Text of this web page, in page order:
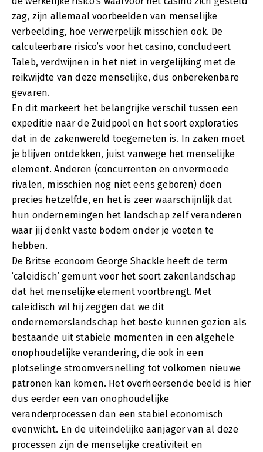
zag, zijn allemaal voorbeelden van menselijke
verbeelding, hoe verwerpelijk misschien ook. De
calculeerbare risico’s voor het casino, concludeert
Taleb, verdwijnen in het niet in vergelijking met de
reikwijdte van deze menselijke, dus onberekenbare
gevaren.
En dit markeert het belangrijke verschil tussen een
expeditie naar de Zuidpool en het soort exploraties
dat in de zakenwereld toegemeten is. In zaken moet
je blijven ontdekken, juist vanwege het menselijke
element. Anderen (concurrenten en onvermoede
rivalen, misschien nog niet eens geboren) doen
precies hetzelfde, en het is zeer waarschijnlijk dat
hun ondernemingen het landschap zelf veranderen
waar jij denkt vaste bodem onder je voeten te
hebben.
De Britse econoom George Shackle heeft de term
‘caleidisch’ gemunt voor het soort zakenlandschap
dat het menselijke element voortbrengt. Met
caleidisch wil hij zeggen dat we dit
ondernemerslandschap het beste kunnen gezien als
bestaande uit stabiele momenten in een algehele
onophoudelijke verandering, die ook in een
plotselinge stroomversnelling tot volkomen nieuwe
patronen kan komen. Het overheersende beeld is hier
dus eerder een van onophoudelijke
veranderprocessen dan een stabiel economisch
evenwicht. En de uiteindelijke aanjager van al deze
processen zijn de menselijke creativiteit en